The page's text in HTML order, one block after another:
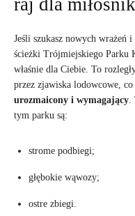
Jeśli szukasz nowych wrażeń
ścieżki Trójmiejskiego Parku
właśnie dla Ciebie. To
przez zjawiska lodowcowe,
urozmaicony i wymagający
tym parku są:
strome podbiegi;
głębokie wąwozy;
ostre zbiegi.